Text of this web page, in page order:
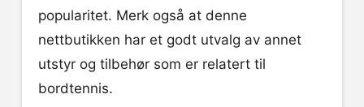
popularitet. Merk også at denne
nettbutikken har et godt utvalg av annet
utstyr og tilbehør som er relatert til
bordtennis.